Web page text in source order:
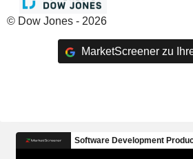
© Dow Jones - 2026
MarketScreener zu